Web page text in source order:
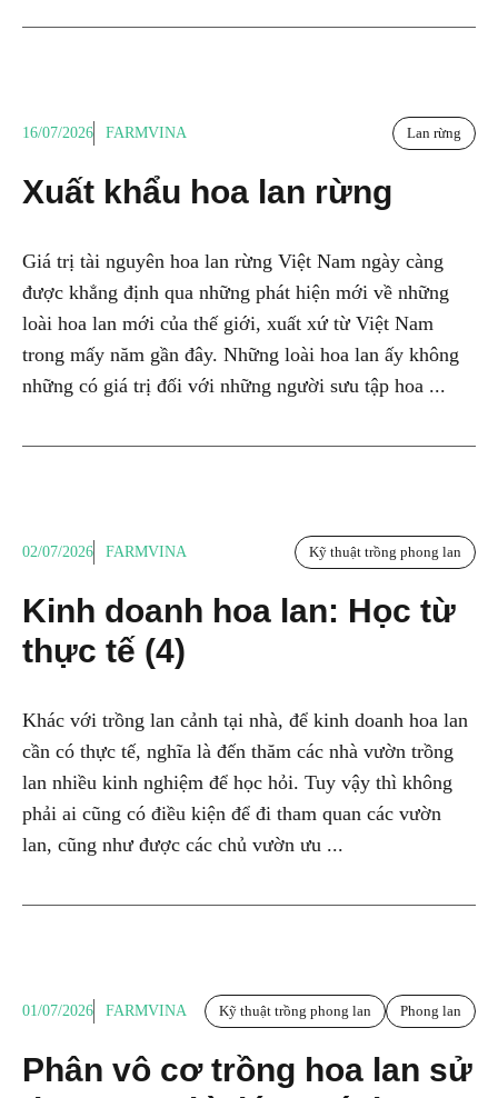
16/07/2026 FARMVINA Lan rừng
Xuất khẩu hoa lan rừng
Giá trị tài nguyên hoa lan rừng Việt Nam ngày càng
được khẳng định qua những phát hiện mới về những
loài hoa lan mới của thế giới, xuất xứ từ Việt Nam
trong mấy năm gần đây. Những loài hoa lan ấy không
những có giá trị đối với những người sưu tập hoa ...
02/07/2026 FARMVINA Kỹ thuật trồng phong lan
Kinh doanh hoa lan: Học từ
thực tế (4)
Khác với trồng lan cảnh tại nhà, để kinh doanh hoa lan
cần có thực tế, nghĩa là đến thăm các nhà vườn trồng
lan nhiều kinh nghiệm để học hỏi. Tuy vậy thì không
phải ai cũng có điều kiện để đi tham quan các vườn
lan, cũng như được các chủ vườn ưu ...
01/07/2026 FARMVINA Kỹ thuật trồng phong lan Phong lan
Phân vô cơ trồng hoa lan sử